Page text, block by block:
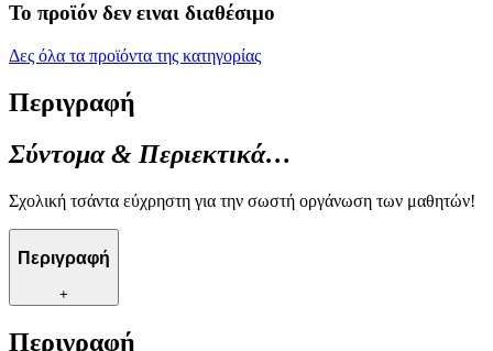
Το προϊόν δεν ειναι διαθέσιμο
Δες όλα τα προϊόντα της κατηγορίας
Περιγραφή
Σύντομα & Περιεκτικά…
Σχολική τσάντα εύχρηστη για την σωστή οργάνωση των μαθητών!
Περιγραφή
+
Περιγραφή